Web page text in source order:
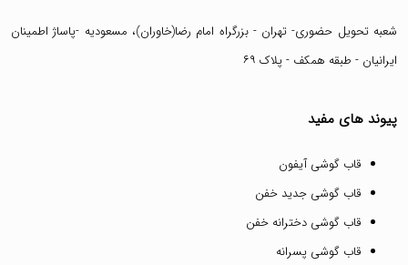
شعبه تحویل حضوری- تهران - بزرگراه امام رضا(خاوران)، مسعودیه -پاساژ اطمینان
ایرانیان - طبقه همکف - پلاک ۶۹
پیوند های مفید
قاب گوشی آیفون
قاب گوشی جدید خفن
قاب گوشی دخترانه خفن
قاب گوشی پسرانه